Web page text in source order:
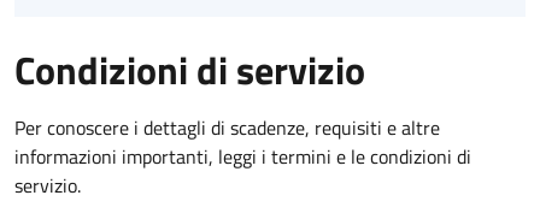
Condizioni di servizio
Per conoscere i dettagli di scadenze, requisiti e altre
informazioni importanti, leggi i termini e le condizioni di
servizio.